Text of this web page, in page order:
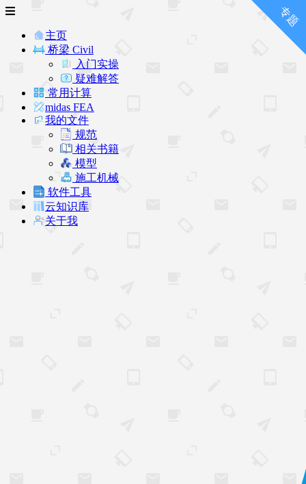
主页
桥梁 Civil
入门实操
疑难解答
常用计算
midas FEA
我的文件
规范
相关书籍
模型
施工机械
软件工具
云知识库
关于我